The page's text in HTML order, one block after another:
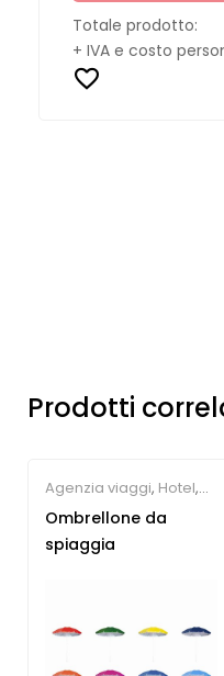
Totale prodotto:
+ IVA e costo
Prodotti
Agenzia viaggi, Hotel,
Ombrello
Personalizzato
Estate
Ombrellone da
spiaggia